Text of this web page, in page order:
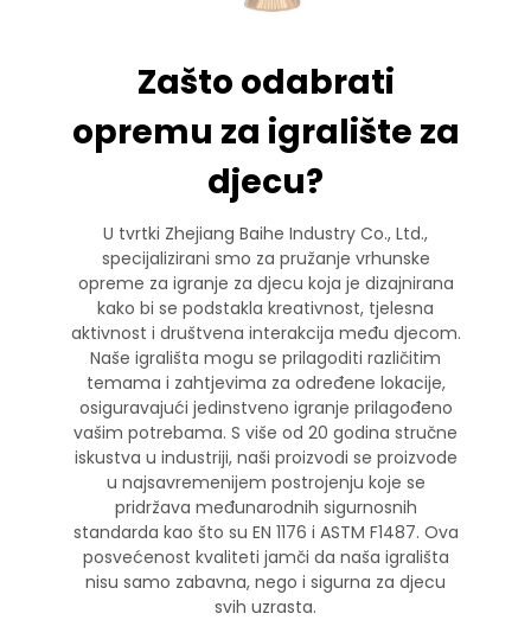
Zašto odabrati
opremu za igralište za
djecu?
U tvrtki Zhejiang Baihe Industry Co., Ltd.,
specijalizirani smo za pružanje vrhunske
opreme za igranje za djecu koja je dizajnirana
kako bi se podstakla kreativnost, tjelesna
aktivnost i društvena interakcija među djecom.
Naše igrališta mogu se prilagoditi različitim
temama i zahtjevima za određene lokacije,
osiguravajući jedinstveno igranje prilagođeno
vašim potrebama. S više od 20 godina stručne
iskustva u industriji, naši proizvodi se proizvode
u najsavremenijem postrojenju koje se
pridržava međunarodnih sigurnosnih
standarda kao što su EN 1176 i ASTM F1487. Ova
posvećenost kvaliteti jamči da naša igrališta
nisu samo zabavna, nego i sigurna za djecu
svih uzrasta.